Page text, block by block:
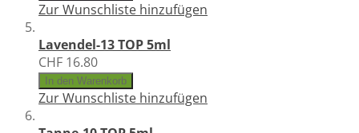
Zur Wunschliste hinzufügen
Lavendel-13 TOP 5ml
CHF 16.80
In den Warenkorb
Zur Wunschliste hinzufügen